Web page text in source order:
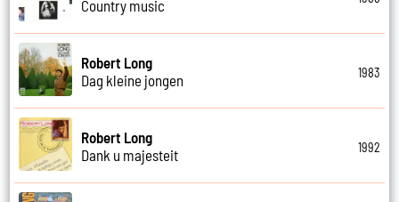
Country music
Robert Long
Dag kleine jongen
1983
Robert Long
Dank u majesteit
1992